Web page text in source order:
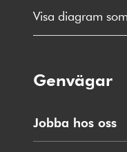
Visa diagram
Genvägar
Jobba hos oss